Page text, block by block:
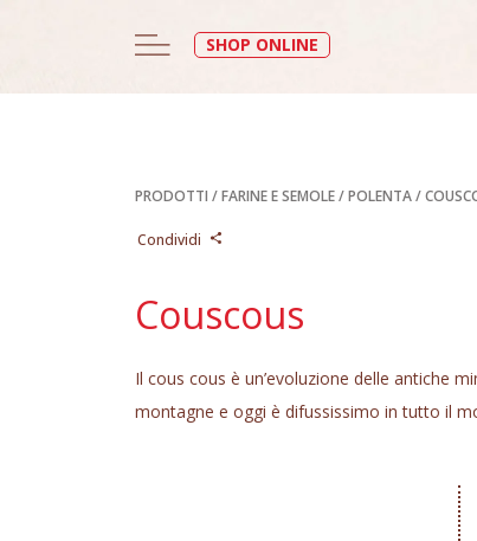
SHOP ONLINE
PRODOTTI /FARINE E SEMOLE/POLENTA /
Condividi
Couscous
Il cous cous è un’evoluzione delle antiche
montagne e oggi è difussissimo in tutto il